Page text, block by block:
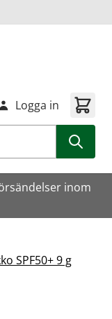
Logga in
inom
SPF50+ 9 g